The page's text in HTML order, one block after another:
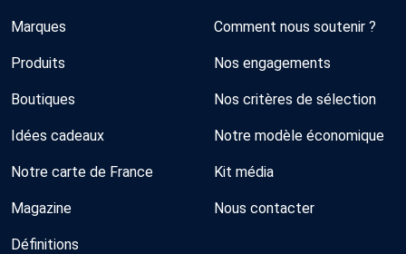
Marques
Produits
Boutiques
Idées cadeaux
Notre carte de France
Magazine
Définitions
Comment nous soutenir ?
Nos engagements
Nos critères de sélection
Notre modèle économique
Kit média
Nous contacter